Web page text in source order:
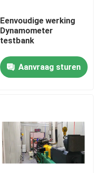
Eenvoudige werking
Dynamometer
testbank
Aanvraag sturen